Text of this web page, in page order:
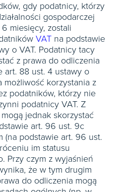
gdy podatnicy, którzy
gospodarczej
miesięcy, zostali
VAT na podstawie
o VAT. Podatnicy tacy
z prawa do odliczenia
art. 88 ust. 4 ustawy o
możliwość korzystania z
podatników, którzy nie
podatnicy VAT. Z
jednak skorzystać
art. 96 ust. 9c
(na podstawie art. 96 ust.
im statusu
Przy czym z wyjaśnień
że w tym drugim
do odliczenia mogą